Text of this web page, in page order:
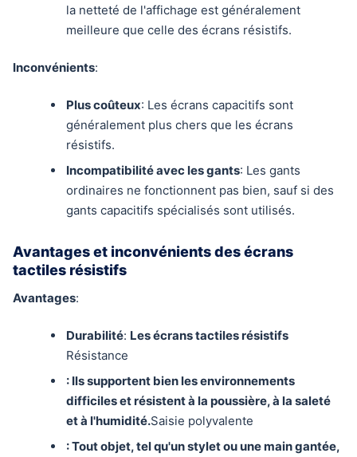
la netteté de l'affichage est généralement
meilleure que celle des écrans résistifs.
Inconvénients:
Plus coûteux: Les écrans capacitifs sont
généralement plus chers que les écrans
résistifs.
Incompatibilité avec les gants: Les gants
ordinaires ne fonctionnent pas bien, sauf si des
gants capacitifs spécialisés sont utilisés.
Avantages et inconvénients des écrans
tactiles résistifs
Avantages:
Durabilité: Les écrans tactiles résistifs
Résistance
: Ils supportent bien les environnements
difficiles et résistent à la poussière, à la saleté
et à l'humidité.Saisie polyvalente
: Tout objet, tel qu'un stylet ou une main gantée,